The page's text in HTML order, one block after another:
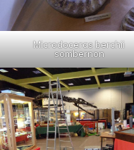
Microdoceras berchii
sombernon